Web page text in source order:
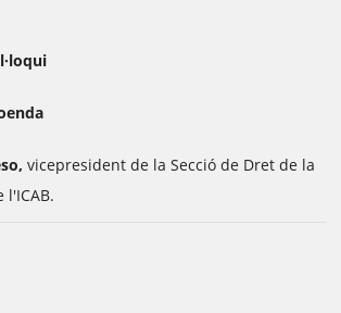
vicepresident de la Secció de Dret de la
l'ICAB.